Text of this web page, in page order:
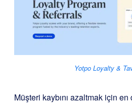
Yotpo Loyalty &
Müşteri kaybını azaltmak için en